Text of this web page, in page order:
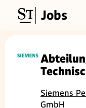
Jobs
Siemens
GmbH